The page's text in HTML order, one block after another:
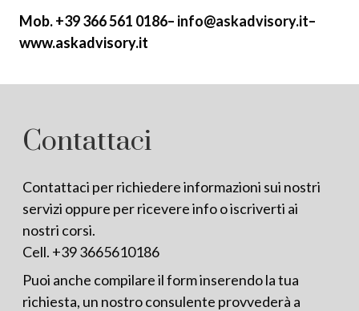
Mob.+39366 561 0186– info@askadvisory.it–
www.askadvisory.it
Contattaci
Contattaci per richiedere informazioni sui nostri
servizi oppure per ricevere info o iscriverti ai
nostri corsi.
Cell. +39 3665610186
Puoi anche compilare il form inserendo la tua
richiesta, un nostro consulente provvederà a